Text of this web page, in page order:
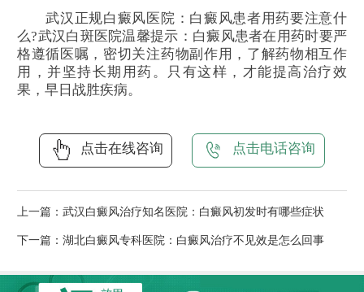
武汉正规白癜风医院：白癜风患者用药要注意什
么?武汉白斑医院温馨提示：白癜风患者在用药时要严
格遵循医嘱，密切关注药物副作用，了解药物相互作
用，并坚持长期用药。只有这样，才能提高治疗效
果，早日战胜疾病。
点击在线咨询 点击电话咨询
上一篇： 武汉白癜风治疗知名医院：白癜风初发时有哪些症状
下一篇： 湖北白癜风专科医院：白癜风治疗不见效是怎么回事